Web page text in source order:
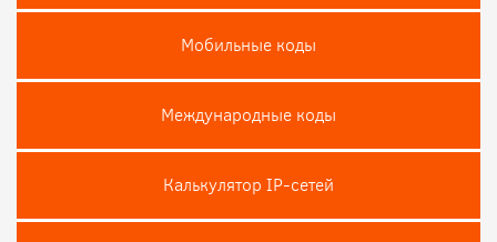
Мобильные коды
Международные коды
Калькулятор IP-сетей